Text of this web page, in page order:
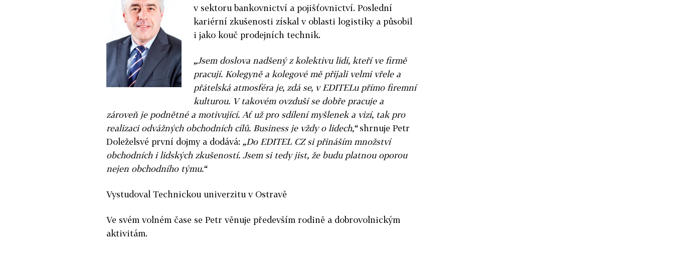
v sektoru bankovnictví a pojišťovnictví. Poslední
kariérní zkušenosti získal v oblasti logistiky a působil
i jako kouč prodejních technik.
„Jsem doslova nadšený z kolektivu lidí, kteří ve firmě
pracují. Kolegyně a kolegové mě přijali velmi vřele a
přátelská atmosféra je, zdá se, v EDITELu přímo firemní
kulturou. V takovém ovzduší se dobře pracuje a
zároveň je podnětné a motivující. Ať už pro sdílení myšlenek a vizí, tak pro
realizaci odvážných obchodních cílů. Business je vždy o lidech,“shrnuje Petr
Doleželsvé první dojmy a dodává: „Do EDITEL CZ si přináším množství
obchodních i lidských zkušeností. Jsem si tedy jist, že budu platnou oporou
nejen obchodního týmu.“
Vystudoval Technickou univerzitu v Ostravě
Ve svém volném čase se Petr věnuje především rodině a dobrovolnickým
aktivitám.